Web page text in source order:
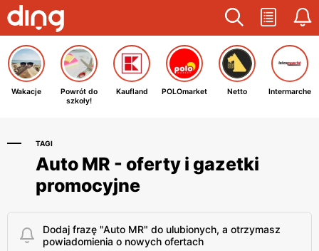
Wakacje
Powrót do
szkoły!
Kaufland POLOmarket Netto Intermarche
TAGI
Auto MR - oferty i gazetki
promocyjne
Dodaj frazę "Auto MR" do ulubionych, a otrzymasz
powiadomienia o nowych ofertach